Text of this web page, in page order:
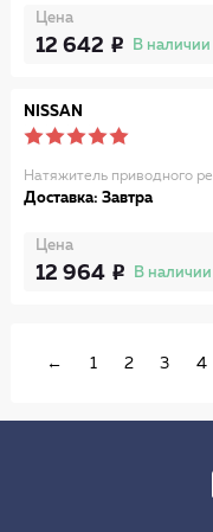
Цена
12 642 В наличии
NISSAN
Натяжитель приводного
Доставка: Завтра
Цена
12 964 В наличии
← 1 2 3 4